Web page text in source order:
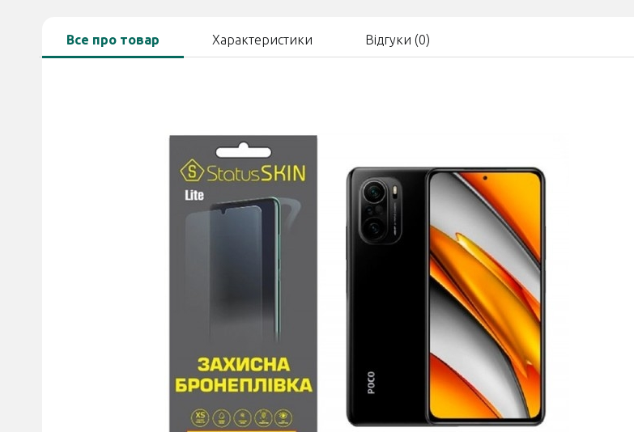
Все про товар Характеристики Відгуки (0)